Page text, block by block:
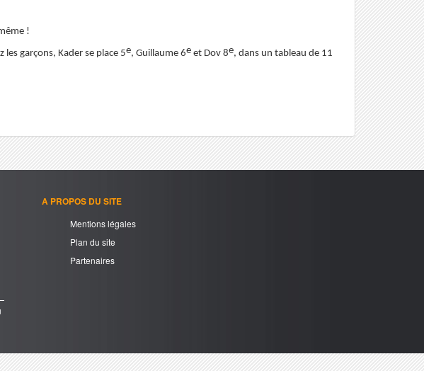
!
les garçons, Kader se place 5e, Guillaume 6e et Dov 8e, dans un tableau de 11
A PROPOS DU SITE
Mentions légales
Plan du site
Partenaires